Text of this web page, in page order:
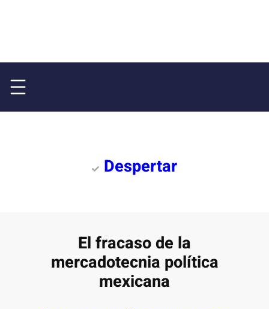
Despertar
El fracaso de la
mercadotecnia política
mexicana